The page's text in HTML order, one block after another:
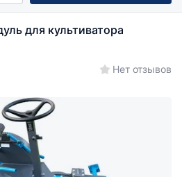
для культиватора
Нет отзывов